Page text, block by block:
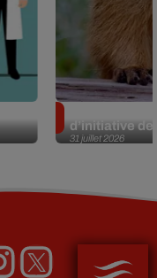
31 juillet 2026
d’initiative